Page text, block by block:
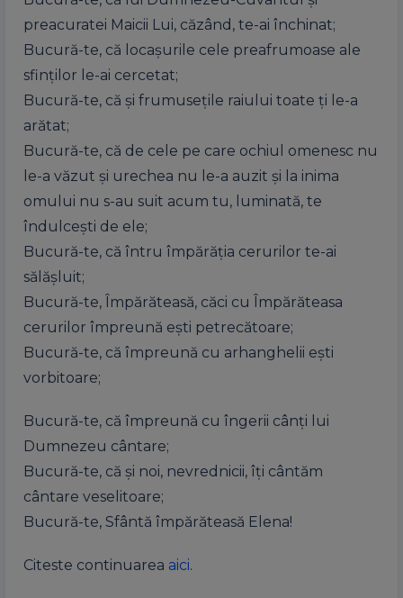
preacuratei Maicii Lui, căzând, te-ai închinat;
Bucură-te, că locașurile cele preafrumoase ale
sfinților le-ai cercetat;
Bucură-te, că și frumusețile raiului toate ți le-a
arătat;
Bucură-te, că de cele pe care ochiul omenesc nu
le-a văzut și urechea nu le-a auzit și la inima
omului nu s-au suit acum tu, luminată, te
îndulcești de ele;
Bucură-te, că întru împărăția cerurilor te-ai
sălășluit;
Bucură-te, Împărăteasă, căci cu Împărăteasa
cerurilor împreună ești petrecătoare;
Bucură-te, că împreună cu arhanghelii ești
vorbitoare;
Bucură-te, că împreună cu îngerii cânți lui
Dumnezeu cântare;
Bucură-te, că și noi, nevrednicii, îți cântăm
cântare veselitoare;
Bucură-te, Sfântă împărăteasă Elena!
Citeste continuarea aici.